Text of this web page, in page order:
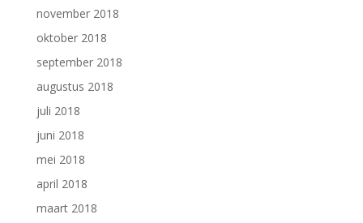
november 2018
oktober 2018
september 2018
augustus 2018
juli 2018
juni 2018
mei 2018
april 2018
maart 2018